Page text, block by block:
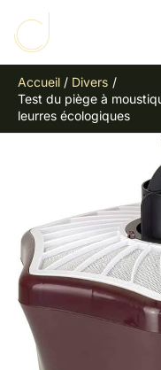
contenu
Accueil
Divers
Test du piège à
leurres écologiques
e
h
e
r